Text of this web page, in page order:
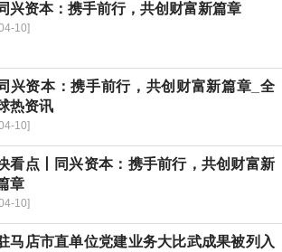
兴资本：携手前行，共创财富新篇章
10]
兴资本：携手前行，共创财富新篇章_全
热资讯
10]
看点丨同兴资本：携手前行，共创财富新
章
10]
马店市直单位党建业务大比武成果被列入